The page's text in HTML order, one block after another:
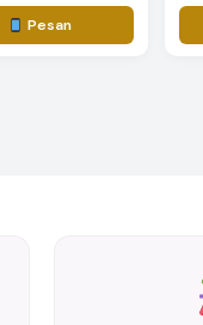
Pesan